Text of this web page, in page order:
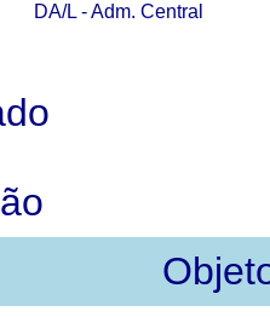
DA/L - Adm. Central